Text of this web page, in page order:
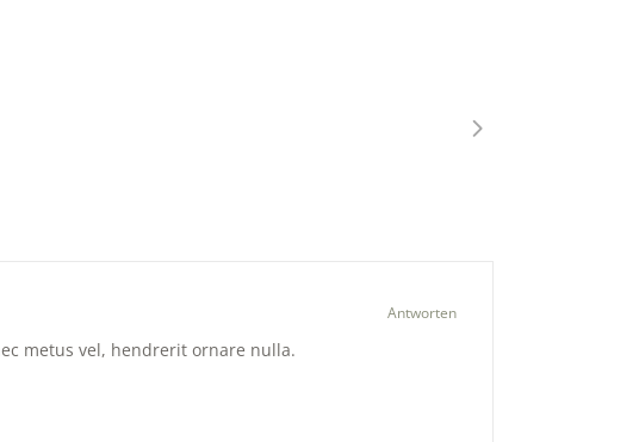
Antworten
metus vel, hendrerit ornare nulla.